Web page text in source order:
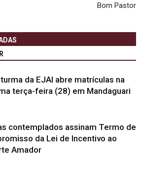
Bom Pastor
da EJAI abre matrículas na
terça-feira (28) em Mandaguari
contemplados assinam Termo de
da Lei de Incentivo ao
Amador